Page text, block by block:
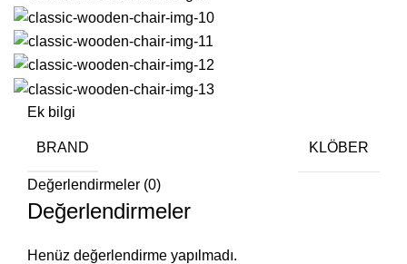
Ek bilgi
BRAND KLÖBER
Değerlendirmeler (0)
Değerlendirmeler
Henüz değerlendirme yapılmadı.